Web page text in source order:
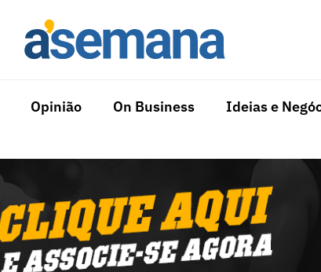
Opinião On Business Ideias e